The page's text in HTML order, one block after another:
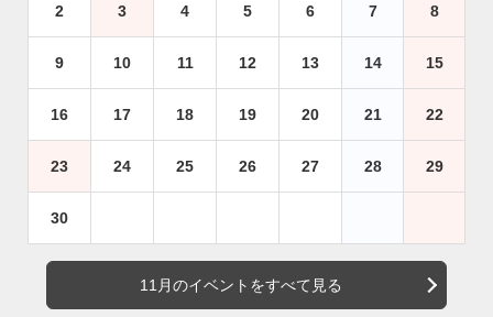
2 3 4 5 6 7 8
9 10 11 12 13 14 15
16 17 18 19 20 21 22
23 24 25 26 27 28 29
30
11月のイベントをすべて見る